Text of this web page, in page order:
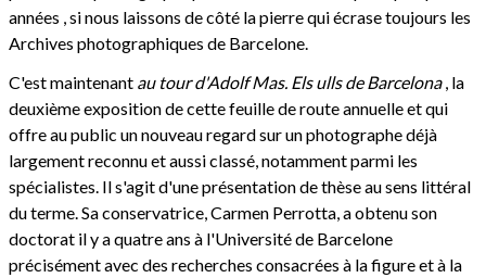
années , si nous laissons de côté la pierre qui écrase toujours les
Archives photographiques de Barcelone.
C'est maintenant au tour d'Adolf Mas. Els ulls de Barcelona, la
deuxième exposition de cette feuille de route annuelle et qui
offre au public un nouveau regard sur un photographe déjà
largement reconnu et aussi classé, notamment parmi les
spécialistes. Il s'agit d'une présentation de thèse au sens littéral
du terme. Sa conservatrice, Carmen Perrotta, a obtenu son
doctorat il y a quatre ans à l'Université de Barcelone
précisément avec des recherches consacrées à la figure et à la